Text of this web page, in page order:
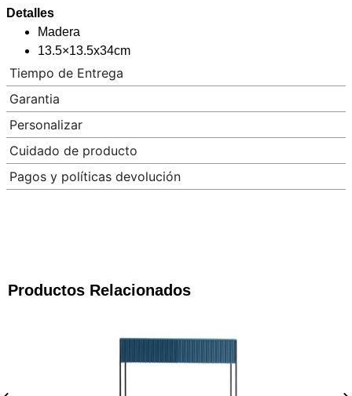
Detalles
Madera
13.5×13.5x34cm
Tiempo de Entrega
Garantia
Personalizar
Cuidado de producto
Pagos y políticas devolución
Productos Relacionados